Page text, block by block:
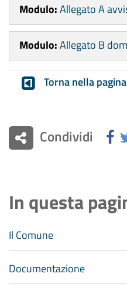
Modulo:Allegato A
Modulo:Allegato B
Torna nella
Condividi
In questa
Il Comune
Documentazione